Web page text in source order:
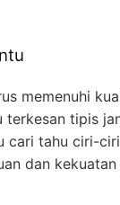
memenuhi
tipis
cari tahu ciri-
dan